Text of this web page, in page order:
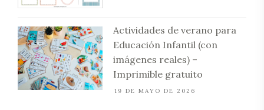
Actividades de verano para
Educación Infantil (con
imágenes reales) –
Imprimible gratuito
19 DE MAYO DE 2026